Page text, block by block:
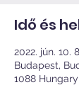
Idő és
2022. jún. 10.
Budapest,
1088 Hungary